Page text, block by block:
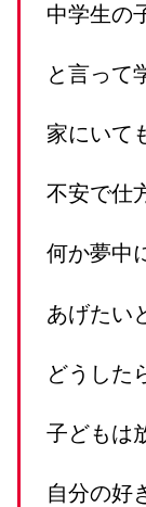
中学生の
と言って
家にいて
不安で仕
何か夢中
あげたい
どうした
子どもは
自分の好